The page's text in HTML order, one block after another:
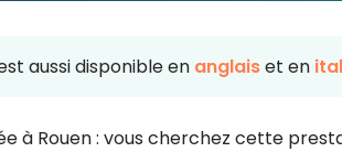
aussi disponible en anglaiset en
à Rouen : vous cherchez cette